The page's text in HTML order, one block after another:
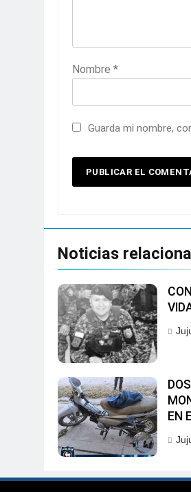
Nombre *
Guarda mi nombre,
Noticias
EN